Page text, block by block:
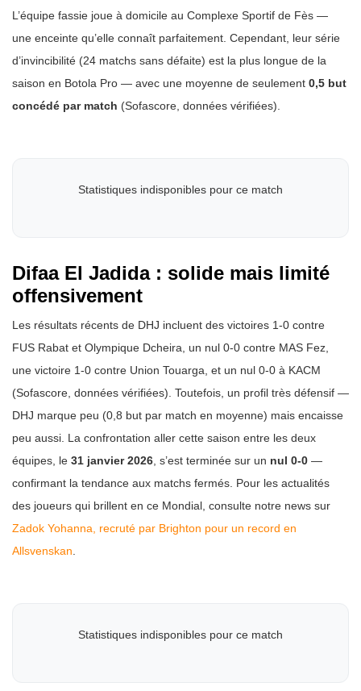
L’équipe fassie joue à domicile au Complexe Sportif de Fès —
une enceinte qu’elle connaît parfaitement. Cependant, leur série
d’invincibilité (24 matchs sans défaite) est la plus longue de la
saison en Botola Pro — avec une moyenne de seulement 0,5 but
concédé par match (Sofascore, données vérifiées).
Statistiques indisponibles pour ce match
Difaa El Jadida : solide mais limité
offensivement
Les résultats récents de DHJ incluent des victoires 1-0 contre
FUS Rabat et Olympique Dcheira, un nul 0-0 contre MAS Fez,
une victoire 1-0 contre Union Touarga, et un nul 0-0 à KACM
(Sofascore, données vérifiées). Toutefois, un profil très défensif —
DHJ marque peu (0,8 but par match en moyenne) mais encaisse
peu aussi. La confrontation aller cette saison entre les deux
équipes, le 31 janvier 2026 , s’est terminée sur un nul 0-0 —
confirmant la tendance aux matchs fermés. Pour les actualités
des joueurs qui brillent en ce Mondial, consulte notre news sur
Zadok Yohanna, recruté par Brighton pour un record en
Allsvenskan
Statistiques indisponibles pour ce match